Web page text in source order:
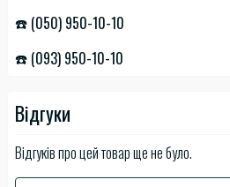
☎️ (050) 950-10-10
☎️ (093) 950-10-10
Відгуки
Відгуків про цей товар ще не було.